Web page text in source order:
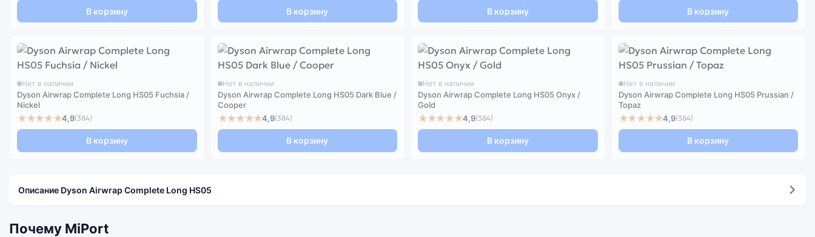
В корзину В корзину В корзину В корзину
Нет в наличии
Dyson Airwrap Complete Long HS05 Fuchsia /
Nickel
★★★★★4,9(384)
В корзину
Нет в наличии
Dyson Airwrap Complete Long HS05 Dark Blue /
Cooper
★★★★★4,9(384)
В корзину
Нет в наличии
Dyson Airwrap Complete Long HS05 Onyx /
Gold
★★★★★4,9(384)
В корзину
Нет в наличии
Dyson Airwrap Complete Long HS05 Prussian /
Topaz
★★★★★4,9(384)
В корзину
Описание Dyson Airwrap Complete Long HS05
Почему MiPort